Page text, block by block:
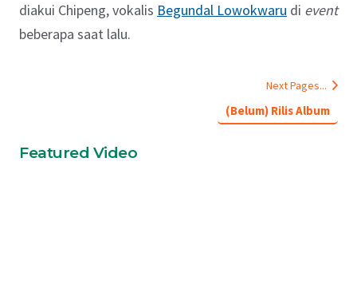
diakui Chipeng, vokalis Begundal Lowokwaru di event
beberapa saat lalu.
Next Pages...
(Belum) Rilis Album
Featured Video